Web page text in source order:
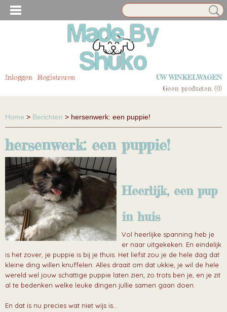
Inloggen Registreren
UW WINKELWAGEN
Geen producten (0)
Home > Berichten > hersenwerk: een puppie!
hersenwerk: een puppie!
Heerlijk, een pup
in huis
Vol heerlijke spanning heb je
er naar uitgekeken. En eindelijk
is het zover, je puppie is bij je thuis. Het liefst zou je de hele dag dat
kleine ding willen knuffelen. Alles draait om dat ukkie, je wil de hele
wereld wel jouw schattige puppie laten zien, zo trots ben je, en je zit
al te bedenken welke leuke dingen jullie samen gaan doen.
En dat is nu precies wat niet wijs is...
EN HUISDIER ACCESSOIRES
EN HUISDIER ACCESSOIRES